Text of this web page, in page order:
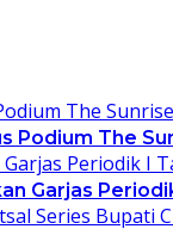
Podium The
Garjas